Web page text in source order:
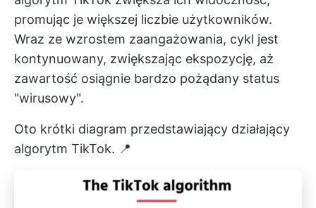
promując je większej liczbie użytkowników.
Wraz ze wzrostem zaangażowania, cykl jest
kontynuowany, zwiększając ekspozycję, aż
zawartość osiągnie bardzo pożądany status
"wirusowy".
Oto krótki diagram przedstawiający działający
algorytm TikTok. 📍